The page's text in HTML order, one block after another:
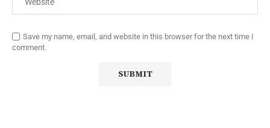
Save my name, email, and website in this browser for the next time I
comment.